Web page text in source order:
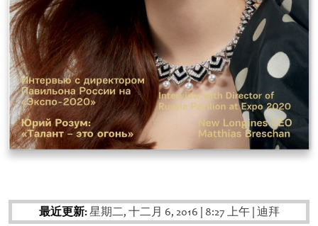
最近更新:星期二, 十二月 6, 2016 8:27 上午 迪拜